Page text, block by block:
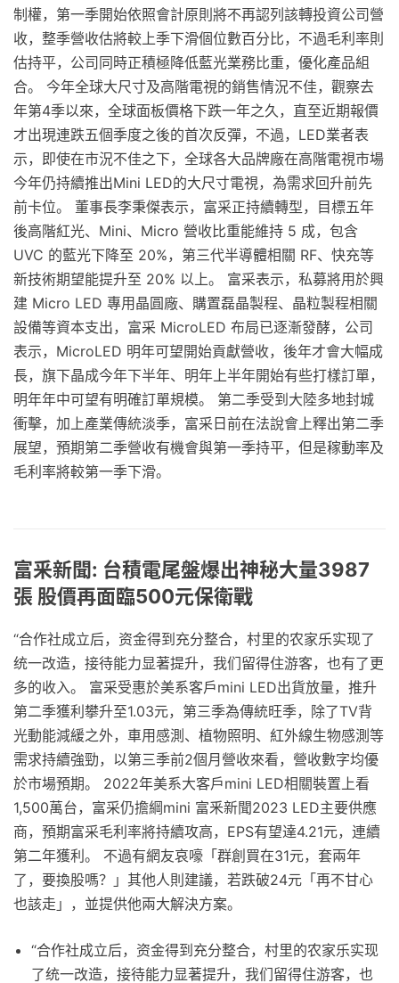
制權，第一季開始依照會計原則將不再認列該轉投資公司營
收，整季營收估將較上季下滑個位數百分比，不過毛利率則
估持平，公司同時正積極降低藍光業務比重，優化產品組
合。 今年全球大尺寸及高階電視的銷售情況不佳，觀察去
年第4季以來，全球面板價格下跌一年之久，直至近期報價
才出現連跌五個季度之後的首次反彈，不過，LED業者表
示，即使在市況不佳之下，全球各大品牌廠在高階電視市場
今年仍持續推出Mini LED的大尺寸電視，為需求回升前先
前卡位。 董事長李秉傑表示，富采正持續轉型，目標五年
後高階紅光、Mini、Micro 營收比重能維持 5 成，包含
UVC 的藍光下降至 20%，第三代半導體相關 RF、快充等
新技術期望能提升至 20% 以上。 富采表示，私募將用於興
建 Micro LED 專用晶圓廠、購置磊晶製程、晶粒製程相關
設備等資本支出，富采 MicroLED 布局已逐漸發酵，公司
表示，MicroLED 明年可望開始貢獻營收，後年才會大幅成
長，旗下晶成今年下半年、明年上半年開始有些打樣訂單，
明年年中可望有明確訂單規模。 第二季受到大陸多地封城
衝擊，加上產業傳統淡季，富采日前在法說會上釋出第二季
展望，預期第二季營收有機會與第一季持平，但是稼動率及
毛利率將較第一季下滑。
富釆新聞: 台積電尾盤爆出神秘大量3987
張 股價再面臨500元保衛戰
“合作社成立后，资金得到充分整合，村里的农家乐实现了
统一改造，接待能力显著提升，我们留得住游客，也有了更
多的收入。 富采受惠於美系客戶mini LED出貨放量，推升
第二季獲利攀升至1.03元，第三季為傳統旺季，除了TV背
光動能減緩之外，車用感測、植物照明、紅外線生物感測等
需求持續強勁，以第三季前2個月營收來看，營收數字均優
於市場預期。 2022年美系大客戶mini LED相關裝置上看
1,500萬台，富采仍擔綱mini 富釆新聞2023 LED主要供應
商，預期富采毛利率將持續攻高，EPS有望達4.21元，連續
第二年獲利。 不過有網友哀嚎「群創買在31元，套兩年
了，要換股嗎？」其他人則建議，若跌破24元「再不甘心
也該走」，並提供他兩大解決方案。
“合作社成立后，资金得到充分整合，村里的农家乐实现
了统一改造，接待能力显著提升，我们留得住游客，也